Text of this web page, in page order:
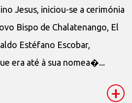
Jesus, iniciou-se a cerimónia
Bispo de Chalatenango, El
Estéfano Escobar,
era até à sua nomea�...
+